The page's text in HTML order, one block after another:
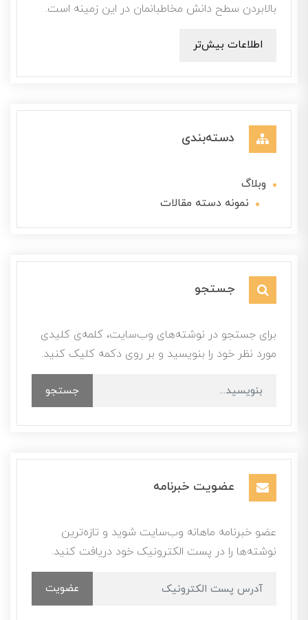
بالابردن سطح دانش مخاطبانمان در این زمینه است.
اطلاعات بیش‌تر
دسته‌بندی
وبلاگ
نمونه دسته مقالات
جستجو
برای جستجو در نوشته‌های وب‌سایت، کلمه‌ی کلیدی
مورد نظر خود را بنویسید و بر روی دکمه کلیک کنید.
جستجو
عضویت خبرنامه
عضو خبرنامه ماهانه وب‌سایت شوید و تازه‌ترین
نوشته‌ها را در پست الکترونیک خود دریافت کنید.
عضویت